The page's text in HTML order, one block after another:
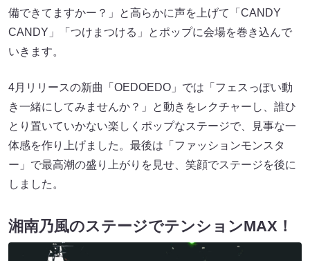
備できてますかー？」と高らかに声を上げて「CANDY
CANDY」「つけまつける」とポップに会場を巻き込んで
いきます。
4月リリースの新曲「OEDOEDO」では「フェスっぽい動
き一緒にしてみませんか？」と動きをレクチャーし、誰ひ
とり置いていかない楽しくポップなステージで、見事な一
体感を作り上げました。最後は「ファッションモンスタ
ー」で最高潮の盛り上がりを見せ、笑顔でステージを後に
しました。
湘南乃風のステージでテンションMAX！